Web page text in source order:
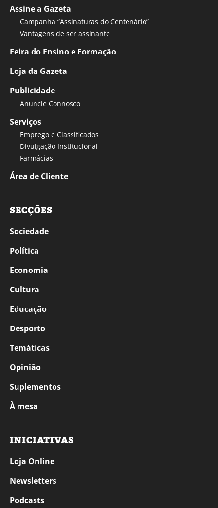
Assine a Gazeta
Campanha “Assinaturas do Centenário”
Vantagens de ser assinante
Feira do Ensino e Formação
Loja da Gazeta
Publicidade
Anuncie Connosco
Serviços
Emprego e Classificados
Divulgação Institucional
Farmácias
Área de Cliente
SECÇÕES
Sociedade
Política
Economia
Cultura
Educação
Desporto
Temáticas
Opinião
Suplementos
À mesa
INICIATIVAS
Loja Online
Newsletters
Podcasts